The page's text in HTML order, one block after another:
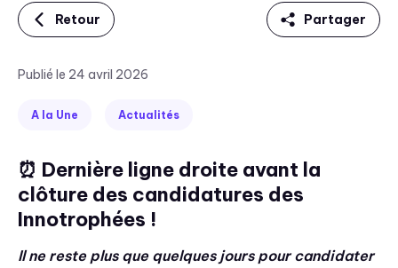
Retour Partager
Publié le 24 avril 2026
A la Une Actualités
⏰ Dernière ligne droite avant la
clôture des candidatures des
Innotrophées !
Il ne reste plus que quelques jours pour candidater